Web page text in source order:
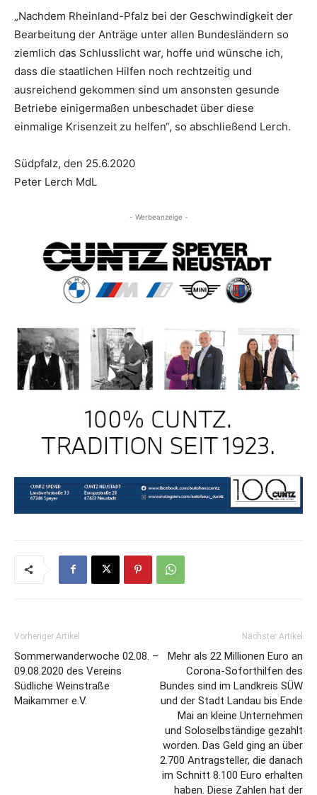
„Nachdem Rheinland-Pfalz bei der Geschwindigkeit der
Bearbeitung der Anträge unter allen Bundesländern so
ziemlich das Schlusslicht war, hoffe und wünsche ich,
dass die staatlichen Hilfen noch rechtzeitig und
ausreichend gekommen sind um ansonsten gesunde
Betriebe einigermaßen unbeschadet über diese
einmalige Krisenzeit zu helfen“, so abschließend Lerch.
Südpfalz, den 25.6.2020
Peter Lerch MdL
- Werbeanzeige -
Vorheriger Artikel
Sommerwanderwoche 02.08. –
09.08.2020 des Vereins
Südliche Weinstraße
Maikammer e.V.
Nächster Artikel
Mehr als 22 Millionen Euro an
Corona-Soforthilfen des
Bundes sind im Landkreis SÜW
und der Stadt Landau bis Ende
Mai an kleine Unternehmen
und Soloselbständige gezahlt
worden. Das Geld ging an über
2.700 Antragsteller, die danach
im Schnitt 8.100 Euro erhalten
haben. Diese Zahlen hat der